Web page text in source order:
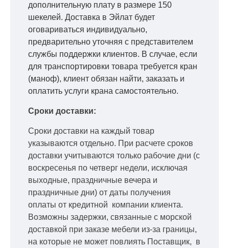
дополнительную плату в размере 150
шекелей. Доставка в Эйлат будет
оговариваться индивидуально,
предварительно уточняя с представителем
службы поддержки клиентов. В случае, если
для транспортировки товара требуется кран
(маноф), клиент обязан найти, заказать и
оплатить услуги крана самостоятельно.
Сроки доставки:
Сроки доставки на каждый товар
указываются отдельно. При расчете сроков
доставки учитываются только рабочие дни (с
воскресенья по четверг недели, исключая
выходные, праздничные вечера и
праздничные дни) от даты получения
оплаты от кредитной компании клиента.
Возможны задержки, связанные с морской
доставкой при заказе мебели из-за границы,
на которые не может повлиять Поставщик, в